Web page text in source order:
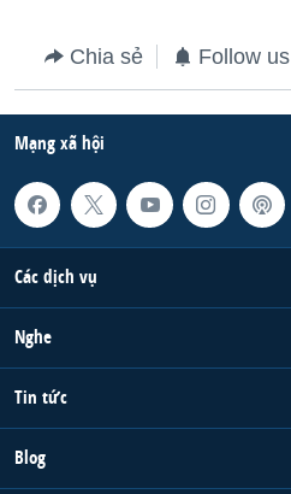
Chia sẻ Follow us
Mạng xã hội
Các dịch vụ
Nghe
Tin tức
Blog